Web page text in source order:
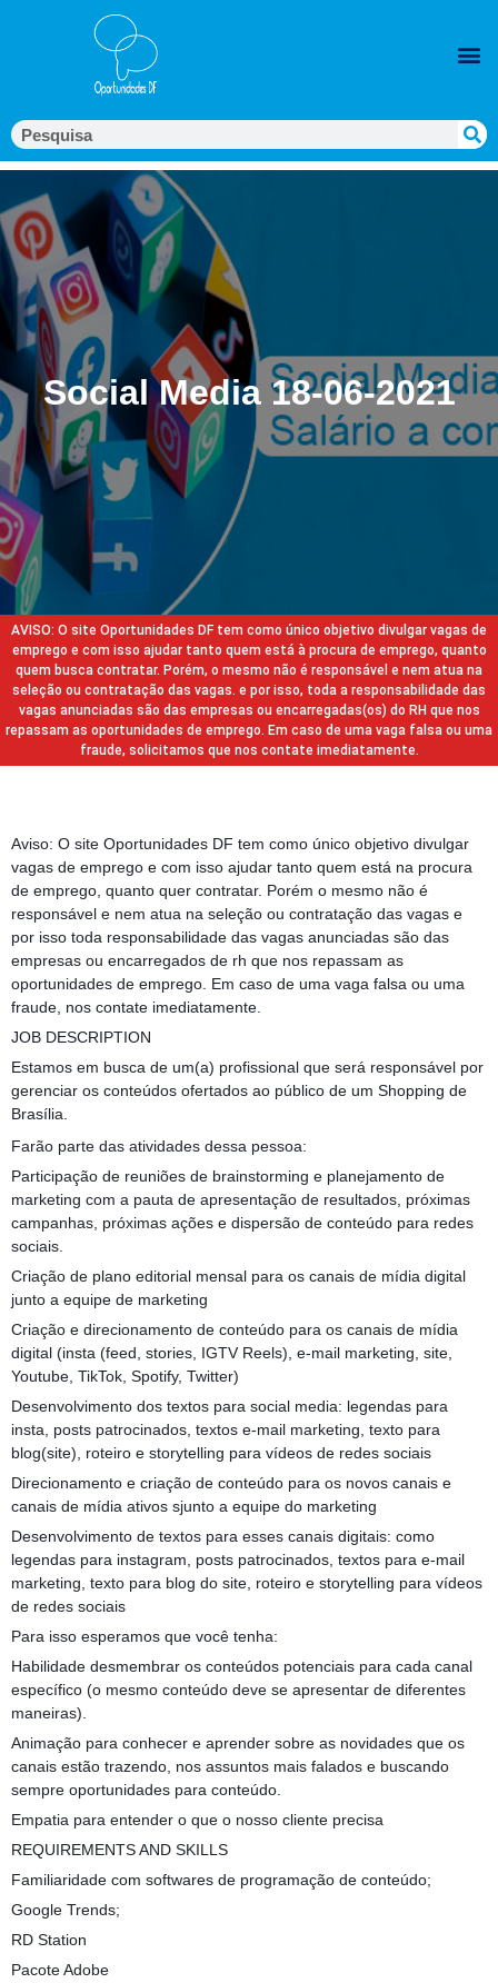
Social Media 18-06-2021
AVISO: O site Oportunidades DF tem como único objetivo divulgar vagas de
emprego e com isso ajudar tanto quem está à procura de emprego, quanto
quem busca contratar. Porém, o mesmo não é responsável e nem atua na
seleção ou contratação das vagas. e por isso, toda a responsabilidade das
vagas anunciadas são das empresas ou encarregadas(os) do RH que nos
repassam as oportunidades de emprego. Em caso de uma vaga falsa ou uma
fraude, solicitamos que nos contate imediatamente.
Aviso: O site Oportunidades DF tem como único objetivo divulgar
vagas de emprego e com isso ajudar tanto quem está na procura
de emprego, quanto quer contratar. Porém o mesmo não é
responsável e nem atua na seleção ou contratação das vagas e
por isso toda responsabilidade das vagas anunciadas são das
empresas ou encarregados de rh que nos repassam as
oportunidades de emprego. Em caso de uma vaga falsa ou uma
fraude, nos contate imediatamente.
JOB DESCRIPTION
Estamos em busca de um(a) profissional que será responsável por
gerenciar os conteúdos ofertados ao público de um Shopping de
Brasília.
Farão parte das atividades dessa pessoa:
Participação de reuniões de brainstorming e planejamento de
marketing com a pauta de apresentação de resultados, próximas
campanhas, próximas ações e dispersão de conteúdo para redes
sociais.
Criação de plano editorial mensal para os canais de mídia digital
junto a equipe de marketing
Criação e direcionamento de conteúdo para os canais de mídia
digital (insta (feed, stories, IGTV Reels), e-mail marketing, site,
Youtube, TikTok, Spotify, Twitter)
Desenvolvimento dos textos para social media: legendas para
insta, posts patrocinados, textos e-mail marketing, texto para
blog(site), roteiro e storytelling para vídeos de redes sociais
Direcionamento e criação de conteúdo para os novos canais e
canais de mídia ativos sjunto a equipe do marketing
Desenvolvimento de textos para esses canais digitais: como
legendas para instagram, posts patrocinados, textos para e-mail
marketing, texto para blog do site, roteiro e storytelling para vídeos
de redes sociais
Para isso esperamos que você tenha:
Habilidade desmembrar os conteúdos potenciais para cada canal
específico (o mesmo conteúdo deve se apresentar de diferentes
maneiras).
Animação para conhecer e aprender sobre as novidades que os
canais estão trazendo, nos assuntos mais falados e buscando
sempre oportunidades para conteúdo.
Empatia para entender o que o nosso cliente precisa
REQUIREMENTS AND SKILLS
Familiaridade com softwares de programação de conteúdo;
Google Trends;
RD Station
Pacote Adobe